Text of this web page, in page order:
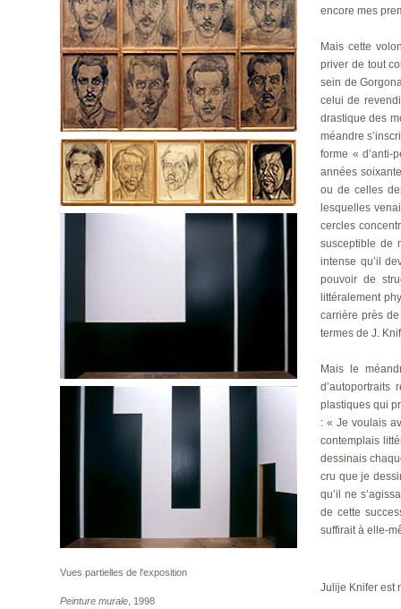
Vues partielles de l'exposition
Peinture murale , 1998
encore mes
Mais cette
priver de tout
sein de
celui de
drastique des
méandre
forme « d’anti-
années
ou de celles
lesquelles
cercles
susceptible de
intense qu’il
pouvoir de
littéralement
carrière près
termes de J.
Mais le
plastiques qui
: « Je voulais
contemplais
dessinais
cru que je
qu’il ne
de cette
suffirait à elle-
Julije Knifer est